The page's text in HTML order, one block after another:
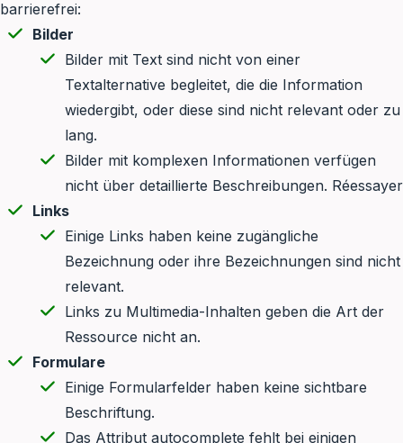
barrierefrei:
Bilder
Bilder mit Text sind nicht von einer
Textalternative begleitet, die die Information
wiedergibt, oder diese sind nicht relevant oder zu
lang.
Bilder mit komplexen Informationen verfügen
nicht über detaillierte Beschreibungen. Réessayer
Links
Einige Links haben keine zugängliche
Bezeichnung oder ihre Bezeichnungen sind nicht
relevant.
Links zu Multimedia-Inhalten geben die Art der
Ressource nicht an.
Formulare
Einige Formularfelder haben keine sichtbare
Beschriftung.
Das Attribut autocomplete fehlt bei einigen